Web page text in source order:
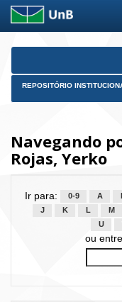
Skip
REPOSITÓRIO
Navegando
Rojas, Yerko
Ir para: 0-9 A
J
K L M
U
ou